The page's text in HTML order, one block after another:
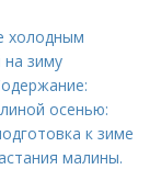
холодным
зиму
осенью:
к зиме
малины.